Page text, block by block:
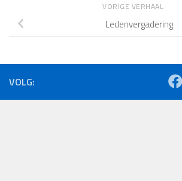
VORIGE VERHAAL
Ledenvergadering
VOLG: